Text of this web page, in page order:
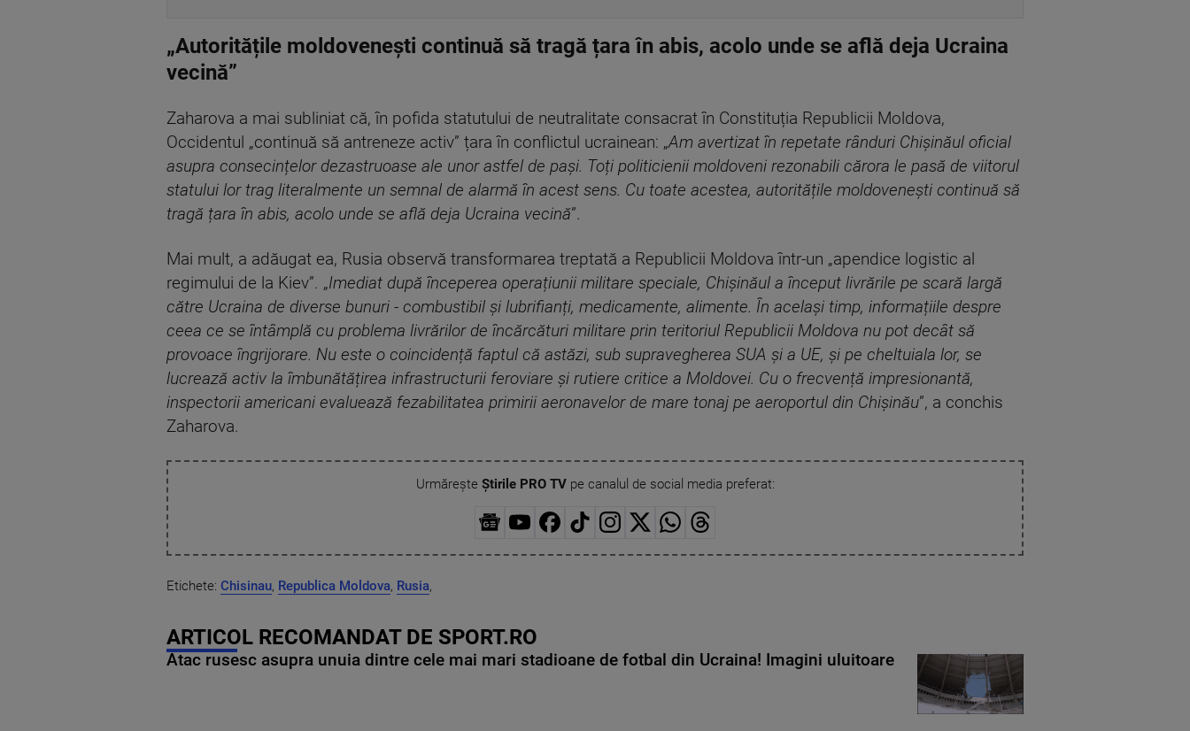
„Autoritățile moldovenești continuă să tragă țara în abis, acolo unde se află deja Ucraina
vecină”
Zaharova a mai subliniat că, în pofida statutului de neutralitate consacrat în Constituția Republicii Moldova,
Occidentul „continuă să antreneze activ” țara în conflictul ucrainean: „Am avertizat în repetate rânduri Chișinăul oficial
asupra consecințelor dezastruoase ale unor astfel de pași. Toți politicienii moldoveni rezonabili cărora le pasă de viitorul
statului lor trag literalmente un semnal de alarmă în acest sens. Cu toate acestea, autoritățile moldovenești continuă să
tragă țara în abis, acolo unde se află deja Ucraina vecină”.
Mai mult, a adăugat ea, Rusia observă transformarea treptată a Republicii Moldova într-un „apendice logistic al
regimului de la Kiev”. „Imediat după începerea operațiunii militare speciale, Chișinăul a început livrările pe scară largă
către Ucraina de diverse bunuri - combustibil și lubrifianți, medicamente, alimente. În același timp, informațiile despre
ceea ce se întâmplă cu problema livrărilor de încărcături militare prin teritoriul Republicii Moldova nu pot decât să
provoace îngrijorare. Nu este o coincidență faptul că astăzi, sub supravegherea SUA și a UE, și pe cheltuiala lor, se
lucrează activ la îmbunătățirea infrastructurii feroviare și rutiere critice a Moldovei. Cu o frecvență impresionantă,
inspectorii americani evaluează fezabilitatea primirii aeronavelor de mare tonaj pe aeroportul din Chișinău”, a conchis
Zaharova.
Urmărește Știrile PRO TVpe canalul de social media preferat:
Etichete: Chisinau, Republica Moldova, Rusia,
ARTICOL RECOMANDAT DE SPORT.RO
Atac rusesc asupra unuia dintre cele mai mari stadioane de fotbal din Ucraina! Imagini uluitoare